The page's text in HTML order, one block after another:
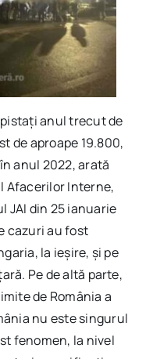
anul trecut de
de aproape 19.800,
anul 2022, arată
Afacerilor Interne,
JAI din 25 ianuarie
cazuri au fost
la ieşire, şi pe
Pe de altă parte,
de România a
nu este singurul
fenomen, la nivel